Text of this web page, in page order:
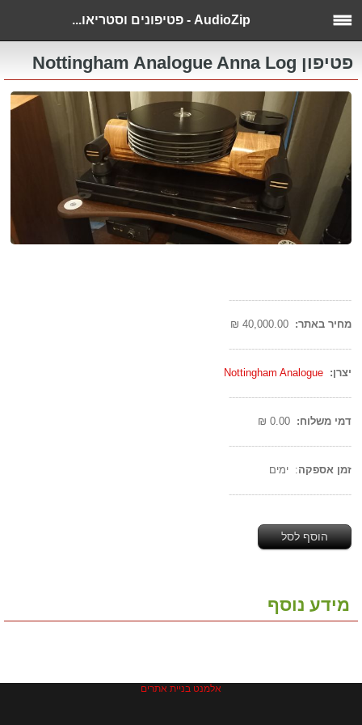
AudioZip - פטיפונים וסטריאו...
פטיפון Nottingham Analogue Anna Log
--------------------------------------
מחיר באתר:
--------------------------------------
יצרן: Nottingham Analogue
--------------------------------------
דמי משלוח:
--------------------------------------
זמן אספקה: ימים
--------------------------------------
הוסף לסל
מידע נוסף
אלמנט בניית אתרים